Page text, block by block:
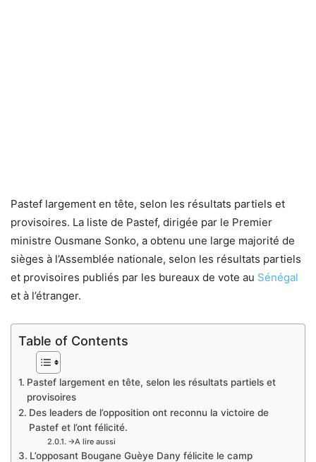
Pastef largement en tête, selon les résultats partiels et
provisoires. La liste de Pastef, dirigée par le Premier
ministre Ousmane Sonko, a obtenu une large majorité de
sièges à l’Assemblée nationale, selon les résultats partiels
et provisoires publiés par les bureaux de vote au Sénégal
et à l’étranger.
Table of Contents
Pastef largement en tête, selon les résultats partiels et
provisoires
Des leaders de l’opposition ont reconnu la victoire de
Pastef et l’ont félicité.
→A lire aussi
L’opposant Bougane Guèye Dany félicite le camp